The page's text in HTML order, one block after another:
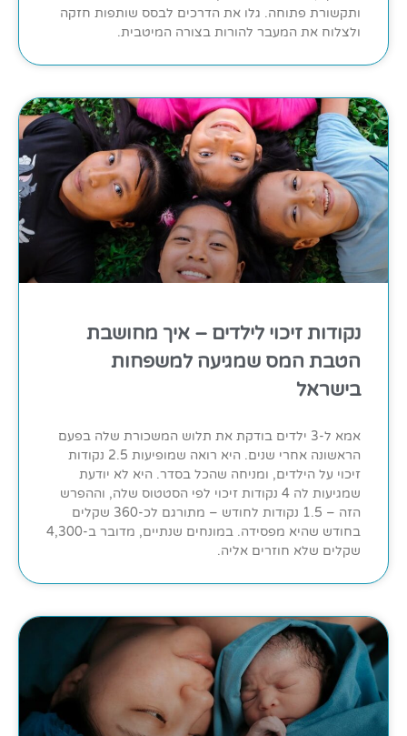
ותקשורת פתוחה. גלו את הדרכים לבסס שותפות חזקה
ולצלוח את המעבר להורות בצורה המיטבית.
נקודות זיכוי לילדים – איך מחושבת
הטבת המס שמגיעה למשפחות
בישראל
אמא ל-3 ילדים בודקת את תלוש המשכורת שלה בפעם
הראשונה אחרי שנים. היא רואה שמופיעות 2.5 נקודות
זיכוי על הילדים, ומניחה שהכל בסדר. היא לא יודעת
שמגיעות לה 4 נקודות זיכוי לפי הסטטוס שלה, וההפרש
הזה – 1.5 נקודות לחודש – מתורגם לכ-360 שקלים
בחודש שהיא מפסידה. במונחים שנתיים, מדובר ב-4,300
שקלים שלא חוזרים אליה.